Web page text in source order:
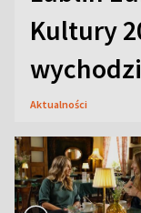
Kultury
Aktualności